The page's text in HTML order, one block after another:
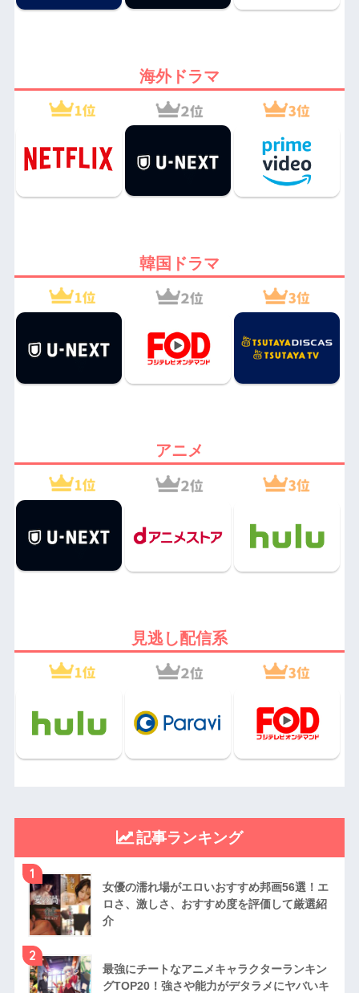
海外ドラマ
韓国ドラマ
アニメ
見逃し配信系
記事ランキング
1
女優の濡れ場がエロいおすすめ邦画56選！エ
ロさ、激しさ、おすすめ度を評価して厳選紹
介
2
最強にチートなアニメキャラクターランキン
グTOP20！強さや能力がデタラメにヤバいキ